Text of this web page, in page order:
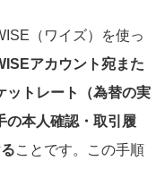
（ワイズ）を使っ
アカウント宛また
ットレート（為替の実
の本人確認・取引履
ことです。この手順